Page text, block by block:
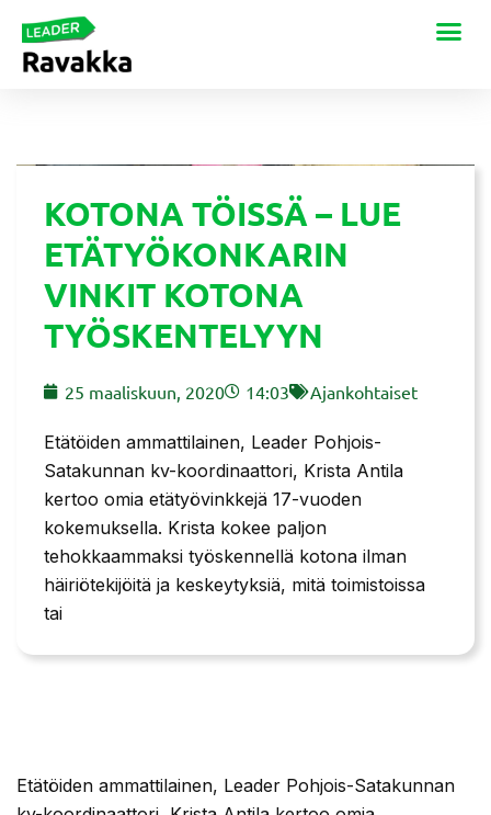
KOTONA TÖISSÄ – LUE
ETÄTYÖKONKARIN
VINKIT KOTONA
TYÖSKENTELYYN
25 maaliskuun, 2020 14:03 Ajankohtaiset
Etätöiden ammattilainen, Leader Pohjois-
Satakunnan kv-koordinaattori, Krista Antila
kertoo omia etätyövinkkejä 17-vuoden
kokemuksella. Krista kokee paljon
tehokkaammaksi työskennellä kotona ilman
häiriötekijöitä ja keskeytyksiä, mitä toimistoissa
tai
Etätöiden ammattilainen, Leader Pohjois-Satakunnan